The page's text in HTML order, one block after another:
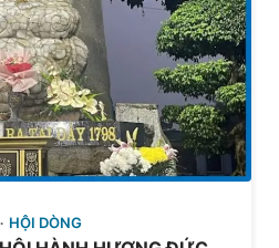
HỘI DÒNG